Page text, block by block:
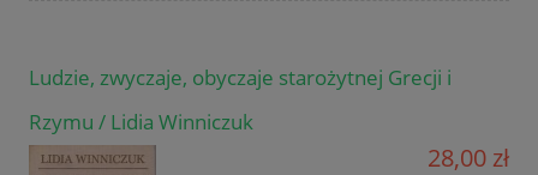
Ludzie, zwyczaje, obyczaje starożytnej Grecji i
Rzymu / Lidia Winniczuk
28,00 zł